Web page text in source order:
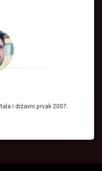
i državni prvak 2007.